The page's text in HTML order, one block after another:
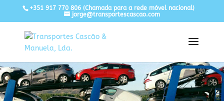
+351 917 770 806(Chamada para a rede móvel nacional)
jorge@transportescascao.com